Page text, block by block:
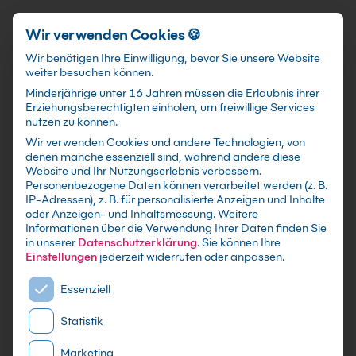
Schnellzugriff
Excel Kurs für
Selbsterlernte
mit Zertifikat als Präsenzseminar in 21
bundesweiten Microsoft-Schulungszentren, Live
Online Training sowie maßgeschneiderte
Firmen- oder Inhouse-Schulung für dein Team
Wir verwenden Cookies 🍪
Wir benötigen Ihre Einwilligung, bevor Sie unsere Website
weiter besuchen können.
Minderjährige unter 16 Jahren müssen die Erlaubnis ihrer
Erziehungsberechtigten einholen, um freiwillige Services
nutzen zu können.
Wir verwenden Cookies und andere Technologien, von
denen manche essenziell sind, während andere diese
Website und Ihr Nutzungserlebnis verbessern.
Personenbezogene Daten können verarbeitet werden (z. B.
IP-Adressen), z. B. für personalisierte Anzeigen und Inhalte
oder Anzeigen- und Inhaltsmessung.Weitere
Informationen über die Verwendung Ihrer Daten finden Sie
in unserer Datenschutzerklärung.Sie können Ihre
Einstellungen jederzeit widerrufen oder anpassen.
Es folgt eine Liste der Service-Gruppen, für die eine
Essenziell
Statistik
Marketing